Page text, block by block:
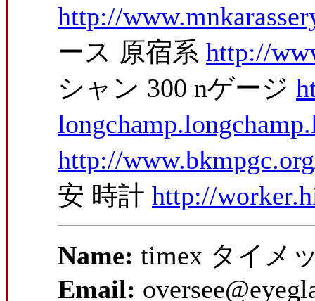
http://
ース 原宿系 http://
シャン 300 nゲージ
http://
安 時計 http://
Name: timex タイメ
Email: